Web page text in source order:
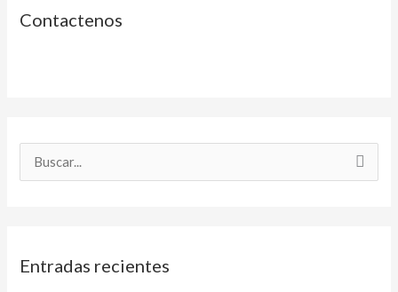
Contactenos
a
Entradas recientes